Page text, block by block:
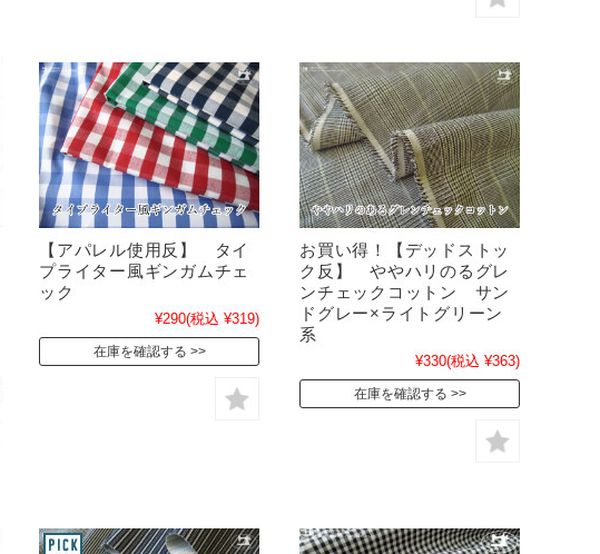
【アパレル使用反】 タイ
プライター風ギンガムチェ
ック
¥290(税込 ¥319)
在庫を確認する
お買い得！【デッドストッ
ク反】 ややハリのるグレ
ンチェックコットン サン
ドグレー×ライトグリーン
系
¥330(税込 ¥363)
在庫を確認する